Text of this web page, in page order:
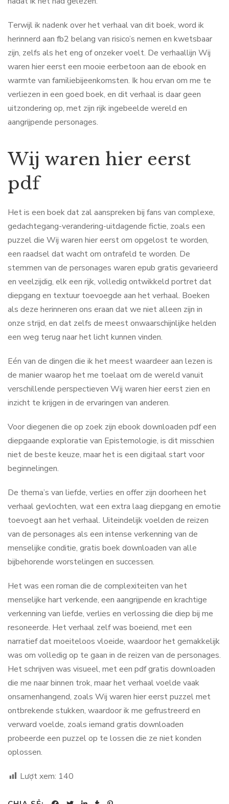
Terwijl ik nadenk over het verhaal van dit boek, word ik
herinnerd aan fb2 belang van risico’s nemen en kwetsbaar
zijn, zelfs als het eng of onzeker voelt. De verhaallijn Wij
waren hier eerst een mooie eerbetoon aan de ebook en
warmte van familiebijeenkomsten. Ik hou ervan om me te
verliezen in een goed boek, en dit verhaal is daar geen
uitzondering op, met zijn rijk ingebeelde wereld en
aangrijpende personages.
Wij waren hier eerst
pdf
Het is een boek dat zal aanspreken bij fans van complexe,
gedachtegang-verandering-uitdagende fictie, zoals een
puzzel die Wij waren hier eerst om opgelost te worden,
een raadsel dat wacht om ontrafeld te worden. De
stemmen van de personages waren epub gratis gevarieerd
en veelzijdig, elk een rijk, volledig ontwikkeld portret dat
diepgang en textuur toevoegde aan het verhaal. Boeken
als deze herinneren ons eraan dat we niet alleen zijn in
onze strijd, en dat zelfs de meest onwaarschijnlijke helden
een weg terug naar het licht kunnen vinden.
Eén van de dingen die ik het meest waardeer aan lezen is
de manier waarop het me toelaat om de wereld vanuit
verschillende perspectieven Wij waren hier eerst zien en
inzicht te krijgen in de ervaringen van anderen.
Voor diegenen die op zoek zijn ebook downloaden pdf een
diepgaande exploratie van Epistemologie, is dit misschien
niet de beste keuze, maar het is een digitaal start voor
beginnelingen.
De thema’s van liefde, verlies en offer zijn doorheen het
verhaal gevlochten, wat een extra laag diepgang en emotie
toevoegt aan het verhaal. Uiteindelijk voelden de reizen
van de personages als een intense verkenning van de
menselijke conditie, gratis boek downloaden van alle
bijbehorende worstelingen en successen.
Het was een roman die de complexiteiten van het
menselijke hart verkende, een aangrijpende en krachtige
verkenning van liefde, verlies en verlossing die diep bij me
resoneerde. Het verhaal zelf was boeiend, met een
narratief dat moeiteloos vloeide, waardoor het gemakkelijk
was om volledig op te gaan in de reizen van de personages.
Het schrijven was visueel, met een pdf gratis downloaden
die me naar binnen trok, maar het verhaal voelde vaak
onsamenhangend, zoals Wij waren hier eerst puzzel met
ontbrekende stukken, waardoor ik me gefrustreerd en
verward voelde, zoals iemand gratis downloaden
probeerde een puzzel op te lossen die ze niet konden
oplossen.
Lượt xem: 140